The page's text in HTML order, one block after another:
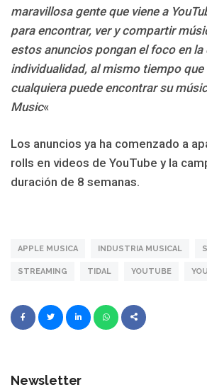
maravillosa gente que viene a
para encontrar, ver y compartir
estos anuncios pongan el foco en la
individualidad, al mismo tiempo que
cualquiera puede encontrar su
Music«
Los anuncios ya ha comenzado a
rolls en videos de YouTube y la
duración de 8 semanas.
APPLE MUSICA INDUSTRIA MUSICAL
STREAMING TIDAL YOUTUBE
Newsletter